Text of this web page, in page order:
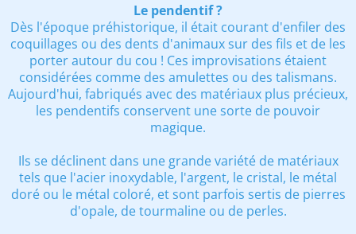
Le pendentif ?
Dès l'époque préhistorique, il était courant d'enfiler des
coquillages ou des dents d'animaux sur des fils et de les
porter autour du cou ! Ces improvisations étaient
considérées comme des amulettes ou des talismans.
Aujourd'hui, fabriqués avec des matériaux plus précieux,
les pendentifs conservent une sorte de pouvoir
magique.
Ils se déclinent dans une grande variété de matériaux
tels que l'acier inoxydable, l'argent, le cristal, le métal
doré ou le métal coloré, et sont parfois sertis de pierres
d'opale, de tourmaline ou de perles.